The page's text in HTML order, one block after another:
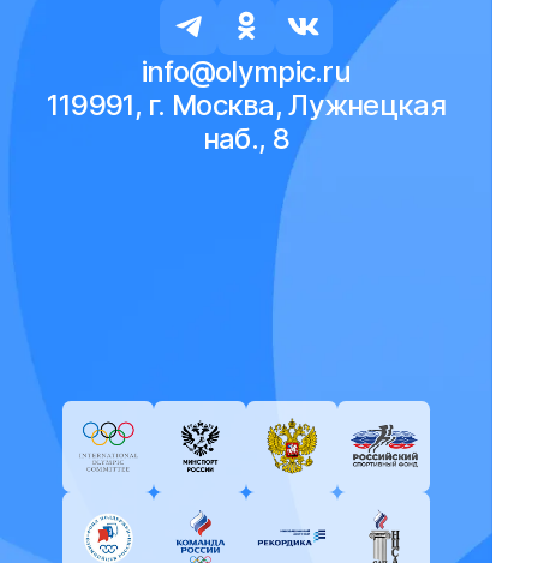
info@olympic.ru
119991, г. Москва, Лужнецкая
наб., 8